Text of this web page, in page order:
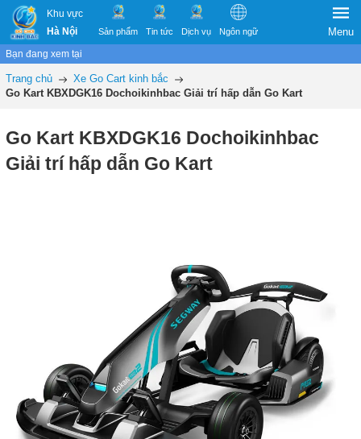
Khu vực
Hà Nội
Sản phẩm Tin tức Dịch vụ Ngôn ngữ Menu
Bạn đang xem tại
Trang chủ
Xe Go Cart kinh bắc
Go Kart KBXDGK16 Dochoikinhbac Giải trí hấp dẫn Go Kart
Go Kart KBXDGK16 Dochoikinhbac
Giải trí hấp dẫn Go Kart